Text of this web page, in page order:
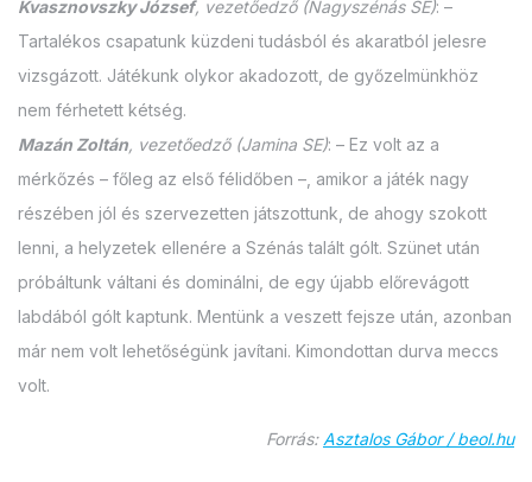
Kvasznovszky József, vezetőedző (Nagyszénás SE): –
Tartalékos csapatunk küzdeni tudásból és akaratból jelesre
vizsgázott. Játékunk olykor akadozott, de győzelmünkhöz
nem férhetett kétség.
Mazán Zoltán, vezetőedző (Jamina SE): – Ez volt az a
mérkőzés – főleg az első félidőben –, amikor a játék nagy
részében jól és szervezetten játszottunk, de ahogy szokott
lenni, a helyzetek ellenére a Szénás talált gólt. Szünet után
próbáltunk váltani és dominálni, de egy újabb előrevágott
labdából gólt kaptunk. Mentünk a veszett fejsze után, azonban
már nem volt lehetőségünk javítani. Kimondottan durva meccs
volt.
Forrás: Asztalos Gábor / beol.hu